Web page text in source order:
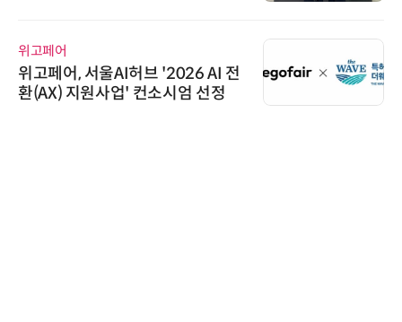
위고페어
위고페어, 서울AI허브 '2026 AI 전
환(AX) 지원사업' 컨소시엄 선정